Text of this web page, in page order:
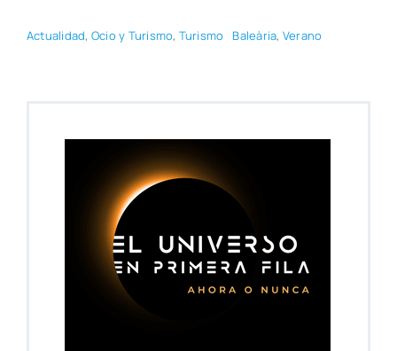
Actua­li­dad, Ocio y Turis­mo, Turis­mo Baleà­ria, Verano